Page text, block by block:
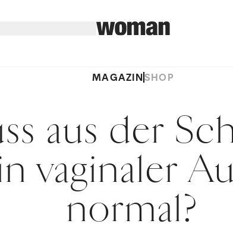
MAGAZINSHOP
aus der
vaginaler
normal?